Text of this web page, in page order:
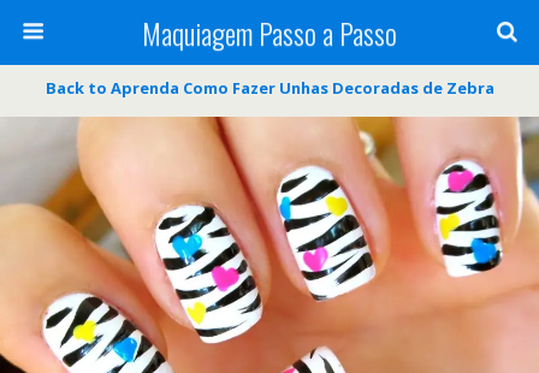
Maquiagem Passo a Passo
Back to Aprenda Como Fazer Unhas Decoradas de Zebra